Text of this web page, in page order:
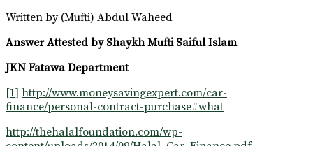
Written by (Mufti) Abdul Waheed
Answer Attested by Shaykh Mufti Saiful Islam
JKN Fatawa Department
[1] http://www.moneysavingexpert.com/car-
finance/personal-contract-purchase#what
http://thehalalfoundation.com/wp-